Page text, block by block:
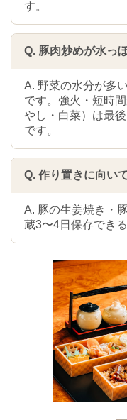
す。
Q. 豚肉炒めが水っ
A. 野菜の水分が多
です。強火・短時
やし・白菜）は最
です。
Q. 作り置きに向い
A. 豚の生姜焼き・
蔵3〜4日保存でき